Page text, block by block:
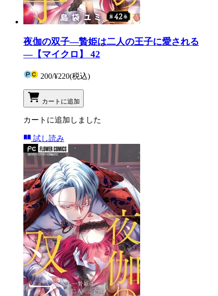
夜伽の双子―贄姫は二人の王子に愛される
―【マイクロ】 42
200/¥220(税込)
カートに追加
カートに追加しました
試し読み